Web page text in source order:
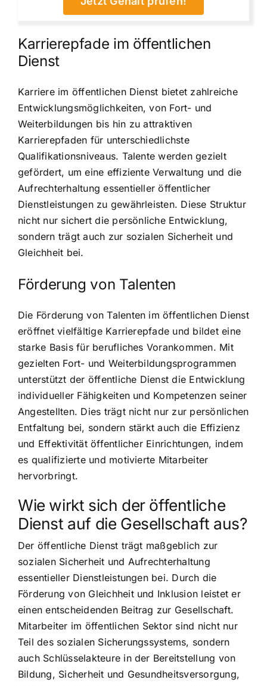
Karrierepfade im öffentlichen
Dienst
Karriere im öffentlichen Dienst bietet zahlreiche
Entwicklungsmöglichkeiten, von Fort- und
Weiterbildungen bis hin zu attraktiven
Karrierepfaden für unterschiedlichste
Qualifikationsniveaus. Talente werden gezielt
gefördert, um eine effiziente Verwaltung und die
Aufrechterhaltung essentieller öffentlicher
Dienstleistungen zu gewährleisten. Diese Struktur
nicht nur sichert die persönliche Entwicklung,
sondern trägt auch zur sozialen Sicherheit und
Gleichheit bei.
Förderung von Talenten
Die Förderung von Talenten im öffentlichen Dienst
eröffnet vielfältige Karrierepfade und bildet eine
starke Basis für berufliches Vorankommen. Mit
gezielten Fort- und Weiterbildungsprogrammen
unterstützt der öffentliche Dienst die Entwicklung
individueller Fähigkeiten und Kompetenzen seiner
Angestellten. Dies trägt nicht nur zur persönlichen
Entfaltung bei, sondern stärkt auch die Effizienz
und Effektivität öffentlicher Einrichtungen, indem
es qualifizierte und motivierte Mitarbeiter
hervorbringt.
Wie wirkt sich der öffentliche
Dienst auf die Gesellschaft aus?
Der öffentliche Dienst trägt maßgeblich zur
sozialen Sicherheit und Aufrechterhaltung
essentieller Dienstleistungen bei. Durch die
Förderung von Gleichheit und Inklusion leistet er
einen entscheidenden Beitrag zur Gesellschaft.
Mitarbeiter im öffentlichen Sektor sind nicht nur
Teil des sozialen Sicherungssystems, sondern
auch Schlüsselakteure in der Bereitstellung von
Bildung, Sicherheit und Gesundheitsversorgung,